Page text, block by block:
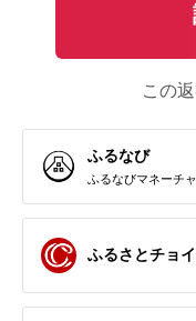
この
ふるなび
ふるなびマネーチ
ふるさとチョ